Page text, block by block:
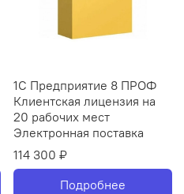
1С Предприятие 8 ПРОФ
Клиентская лицензия на
20 рабочих мест
Электронная поставка
114 300 ₽
Подробнее